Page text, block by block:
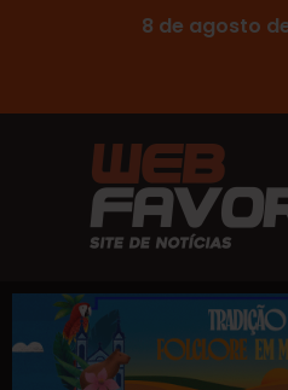
8 de agosto